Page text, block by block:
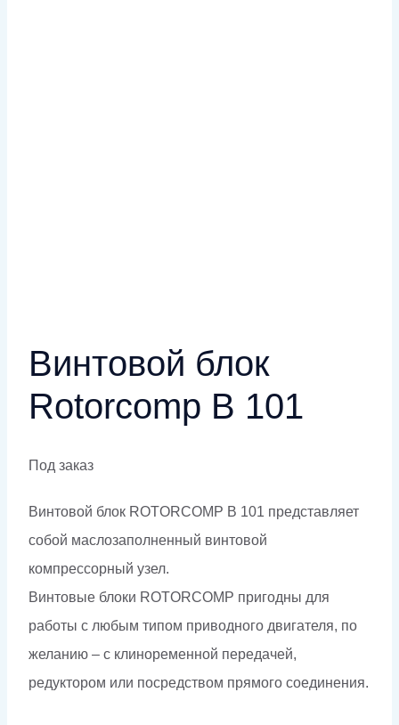
Винтовой блок
Rotorcomp B 101
Под заказ
Винтовой блок ROTORCOMP B 101 представляет
собой маслозаполненный винтовой
компрессорный узел.
Винтовые блоки ROTORCOMP пригодны для
работы с любым типом приводного двигателя, по
желанию – с клиноременной передачей,
редуктором или посредством прямого соединения.